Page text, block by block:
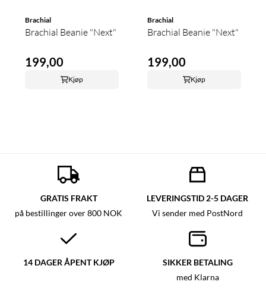
Brachial
Brachial Beanie "Next"
199,00
Kjøp
Brachial
Brachial Beanie "Next"
199,00
Kjøp
GRATIS FRAKT
på bestillinger over 800 NOK
LEVERINGSTID 2-5 DAGER
Vi sender med PostNord
14 DAGER ÅPENT KJØP SIKKER BETALING
med Klarna